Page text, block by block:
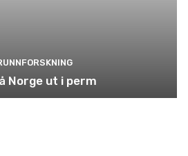
Norge ut i perm